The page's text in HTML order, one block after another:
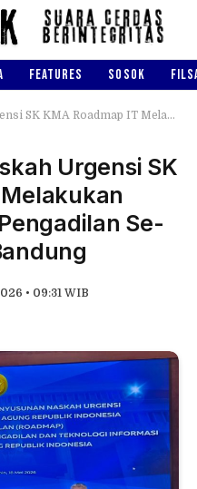
FEATURES SOSOK
Audiensi dengan Pengadilan Se-Wilayah Hukum Bandung
Urgensi SK
Se-
• 09:31 WIB